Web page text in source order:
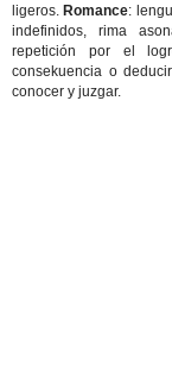
ligeros. Romance:
indefinidos, rima
repetición por el
consekuencia o
conocer y juzgar.